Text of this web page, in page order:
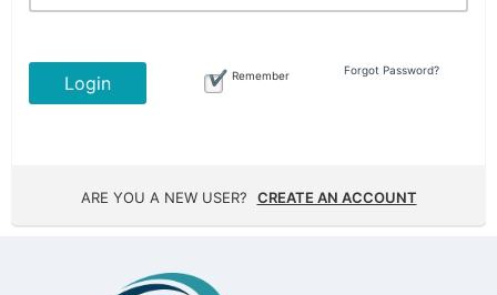
Login Remember Forgot Password?
ARE YOU A NEW USER? CREATE AN ACCOUNT